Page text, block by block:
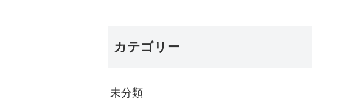
カテゴリー
未分類